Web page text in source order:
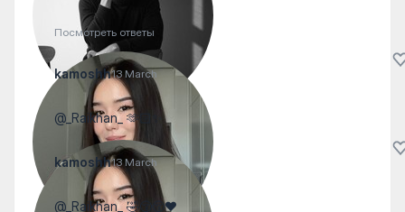
Посмотреть ответы
kamoshh13 March
@_Raikhan_ 🫶🏻✨
kamoshh13 March
@_Raikhan_ 🤣😚😚❤️